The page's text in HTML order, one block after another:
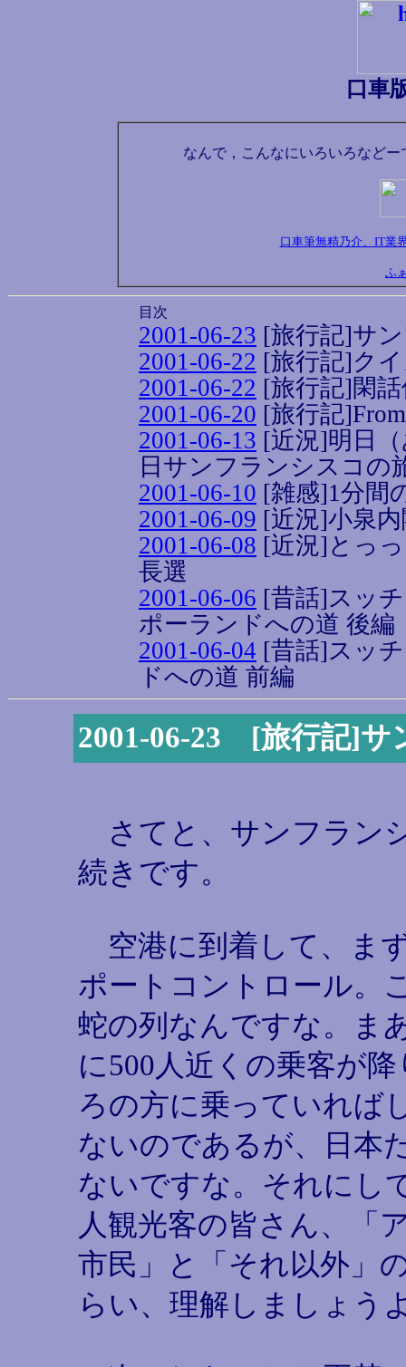
口車
なんで，こんなにいろいろなど
口車筆無精乃介、IT業
ふ
目次
2001-06-23 [旅行記]サ
2001-06-22 [旅行記]ク
2001-06-22 [旅行記]閑
2001-06-20 [旅行記
2001-06-13 [近況]明日
日サンフランシスコの
2001-06-10 [雑感]1分間
2001-06-09 [近況]小泉
2001-06-08 [近況]とっ
長選
2001-06-06 [昔話]スッ
ポーランドへの道 後編
2001-06-04 [昔話]スッ
ドへの道 前編
2001-06-23 [旅行記]サ
さてと、サンフラン
続きです。
空港に到着して、ま
ポートコントロール。
蛇の列なんですな。ま
に500人近くの乗客が
ろの方に乗っていれば
ないのであるが、日本
ないですな。それにし
人観光客の皆さん、「
市民」と「それ以外」
らい、理解しましょう